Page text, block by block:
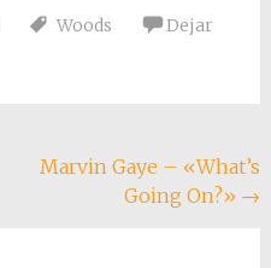
Woods
Dejar
Marvin Gaye – «What’s
Going On?» →